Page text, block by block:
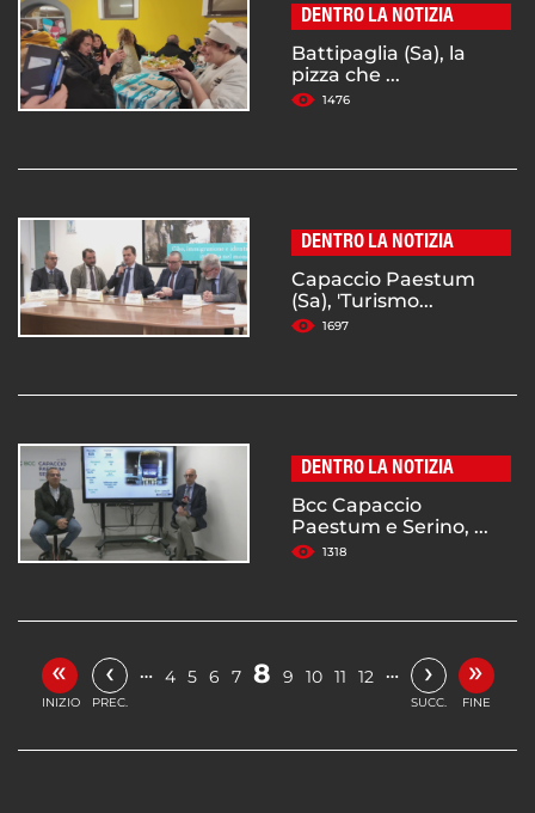
DENTRO LA NOTIZIA
Battipaglia (Sa), la
pizza che ...
1476
DENTRO LA NOTIZIA
Capaccio Paestum
(Sa), 'Turismo...
1697
DENTRO LA NOTIZIA
Bcc Capaccio
Paestum e Serino, ...
1318
«
INIZIO
‹
PREC.
… 4 5 6 7 8 9 10 11 12 … ›
SUCC.
»
FINE